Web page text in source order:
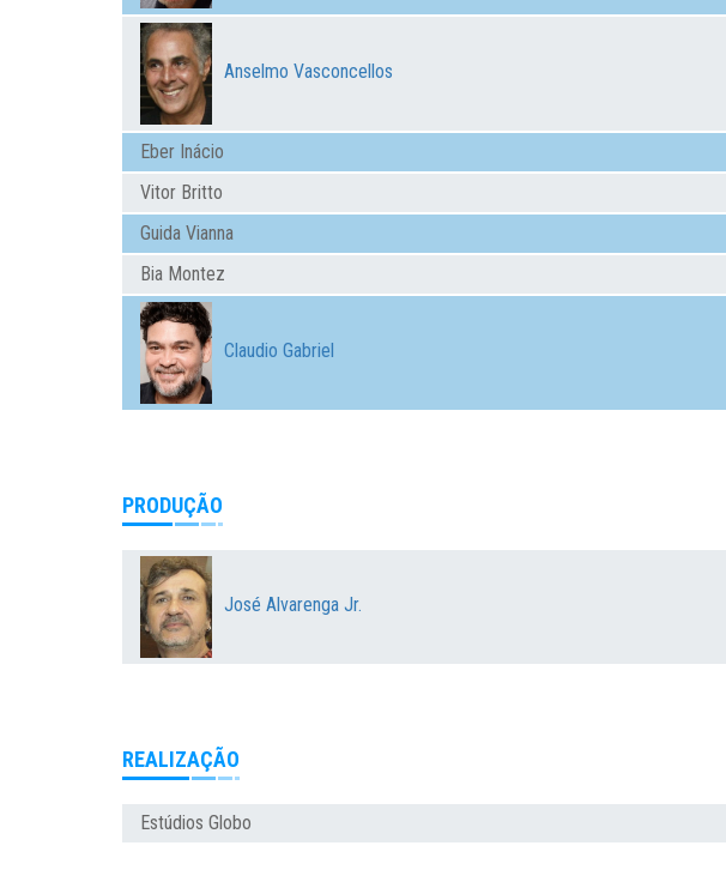
Anselmo Vasconcellos
Eber Inácio
Vitor Britto
Guida Vianna
Bia Montez
Claudio Gabriel
PRODUÇÃO
José Alvarenga Jr.
REALIZAÇÃO
Estúdios Globo